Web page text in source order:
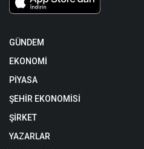
GÜNDEM
EKONOMİ
PİYASA
ŞEHİR EKONOMİSİ
ŞİRKET
YAZARLAR